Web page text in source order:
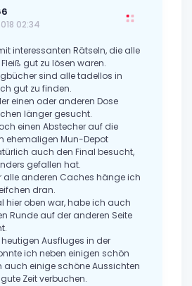
02:34
interessanten Rätseln, die alle
gut zu lösen waren.
sind alle tadellos in
gut zu finden.
einen oder anderen Dose
länger gesucht.
einen Abstecher auf die
ehemaligen Mun-Depot
auch den Final besucht,
gefallen hat.
alle anderen Caches hänge ich
dran.
hier oben war, habe ich auch
Runde auf der anderen Seite
Ausfluges in der
ich neben einigen schön
auch einige schöne Aussichten
Zeit verbuchen.